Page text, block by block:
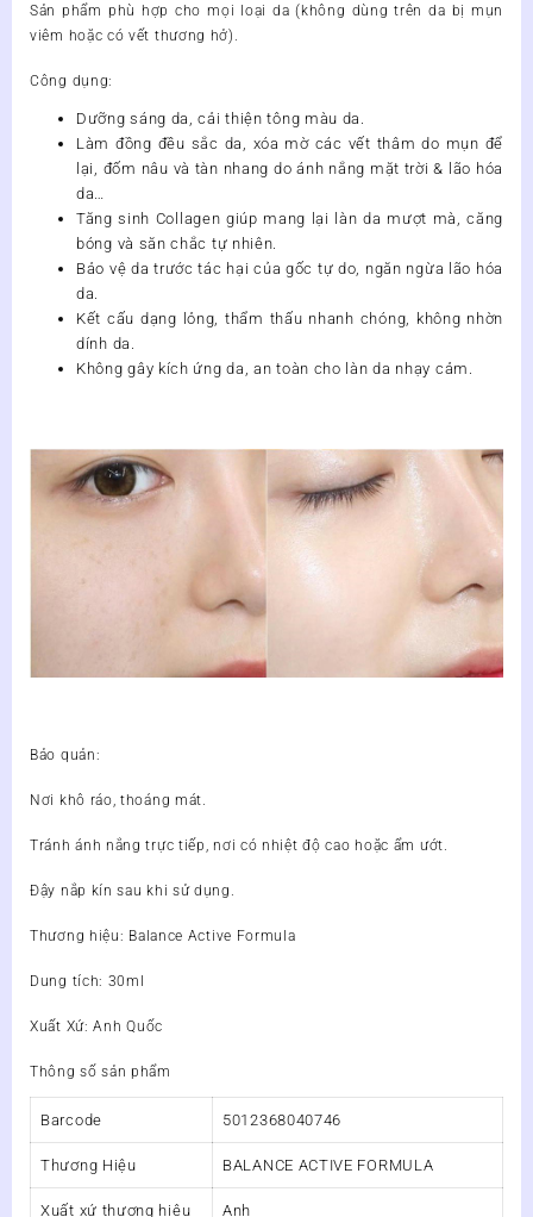
Sản phẩm phù hợp cho mọi loại da (không dùng trên da bị mụn
viêm hoặc có vết thương hở).
Công dụng:
Dưỡng sáng da, cải thiện tông màu da.
Làm đồng đều sắc da, xóa mờ các vết thâm do mụn để
lại, đốm nâu và tàn nhang do ánh nắng mặt trời & lão hóa
da…
Tăng sinh Collagen giúp mang lại làn da mượt mà, căng
bóng và săn chắc tự nhiên.
Bảo vệ da trước tác hại của gốc tự do, ngăn ngừa lão hóa
da.
Kết cấu dạng lỏng, thẩm thấu nhanh chóng, không nhờn
dính da.
Không gây kích ứng da, an toàn cho làn da nhạy cảm.
Bảo quản:
Nơi khô ráo, thoáng mát.
Tránh ánh nắng trực tiếp, nơi có nhiệt độ cao hoặc ẩm ướt.
Đậy nắp kín sau khi sử dụng.
Thương hiệu: Balance Active Formula
Dung tích: 30ml
Xuất Xứ: Anh Quốc
Thông số sản phẩm
Barcode 5012368040746
Thương Hiệu BALANCE ACTIVE FORMULA
Xuất xứ thương hiệu Anh